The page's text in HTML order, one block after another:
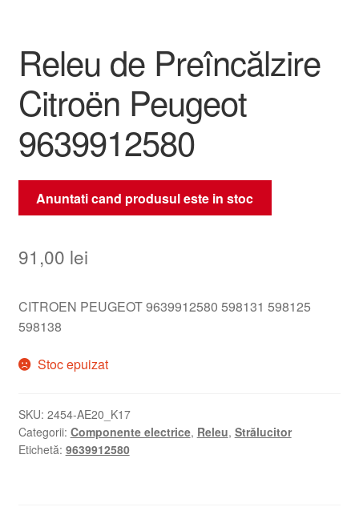
Releu de Preîncălzire
Citroën Peugeot
9639912580
Anuntati cand produsul este in stoc
91,00 lei
CITROEN PEUGEOT 9639912580 598131 598125
598138
Stoc epuizat
SKU: 2454-AE20_K17
Categorii: Componente electrice, Releu, Strălucitor
Etichetă: 9639912580